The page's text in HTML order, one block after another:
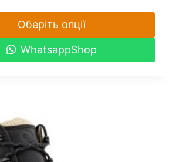
Оберіть опції
WhatsappShop